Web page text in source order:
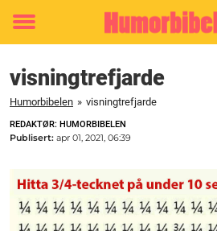
Toggle
visningtrefjarde
Humorbibelen » visningtrefjarde
REDAKTØR: HUMORBIBELEN
Publisert: apr 01, 2021, 06:39